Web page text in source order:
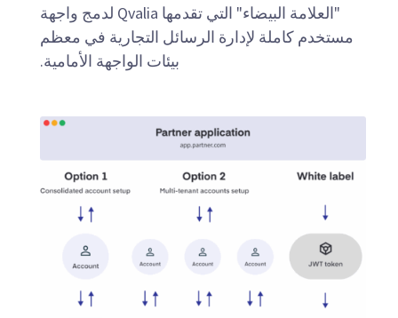
"العلامة البيضاء" التي تقدمها Qvalia لدمج واجهة
مستخدم كاملة لإدارة الرسائل التجارية في معظم
بيئات الواجهة الأمامية.